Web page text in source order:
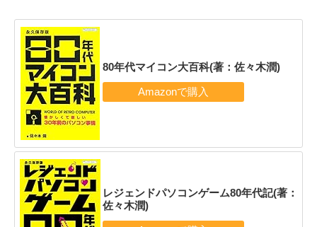
80年代マイコン大百科(著：佐々木潤)
レジェンドパソコンゲーム80年代記(著：
佐々木潤)